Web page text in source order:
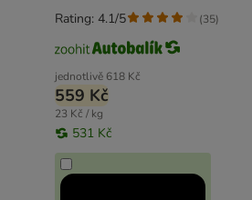
jednotlivě 618 Kč
559 Kč
23 Kč / kg
531 Kč
Rating: 4.1/5 (35)